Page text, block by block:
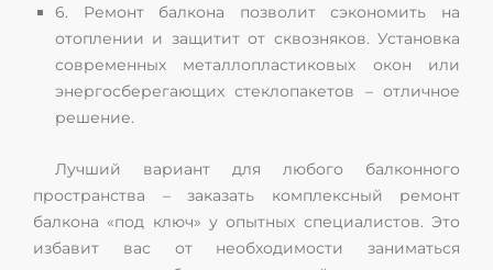
6. Ремонт балкона позволит сэкономить на
отоплении и защитит от сквозняков. Установка
современных металлопластиковых окон или
энергосберегающих стеклопакетов – отличное
решение.
Лучший вариант для любого балконного
пространства – заказать комплексный ремонт
балкона «под ключ» у опытных специалистов. Это
избавит вас от необходимости заниматься